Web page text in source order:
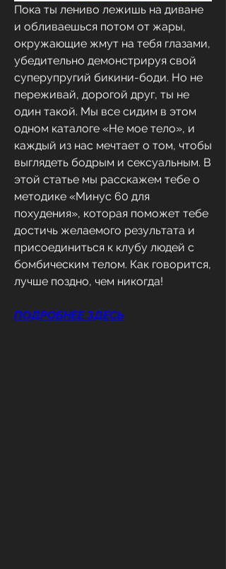
Пока ты лениво лежишь на диване
и обливаешься потом от жары,
окружающие жмут на тебя глазами,
убедительно демонстрируя свой
суперупругий бикини-боди. Но не
переживай, дорогой друг, ты не
один такой. Мы все сидим в этом
одном каталоге «Не мое тело», и
каждый из нас мечтает о том, чтобы
выглядеть бодрым и сексуальным. В
этой статье мы расскажем тебе о
методике «Минус 60 для
похудения», которая поможет тебе
достичь желаемого результата и
присоединиться к клубу людей с
бомбическим телом. Как говорится,
лучше поздно, чем никогда!
ПОДРОБНЕЕ ЗДЕСЬ